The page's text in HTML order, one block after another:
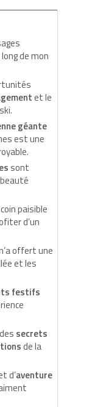
de mon
et le
géante
est une
sont
paisible
d’un
offert une
et les
festifs
secrets
de la
d’aventure